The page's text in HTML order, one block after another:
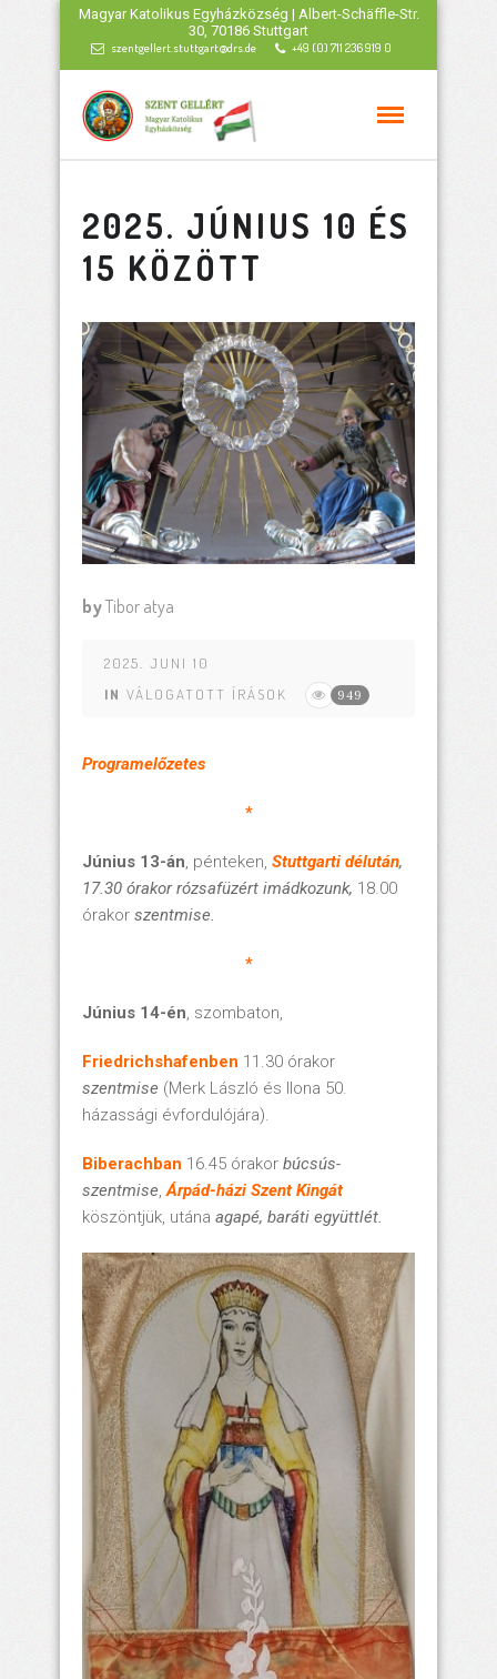
Magyar Katolikus Egyházközség | Albert-Schäffle-Str.
30, 70186 Stuttgart
szentgellert.stuttgart@drs.de +49 (0) 711 236 919 0
2025. JÚNIUS 10 ÉS
15 KÖZÖTT
byTibor atya
2025. JUNI 10
IN VÁLOGATOTT ÍRÁSOK 949
Programelőzetes
*
Június 13-án, pénteken, Stuttgarti délután,
17.30 órakor rózsafüzért imádkozunk, 18.00
órakor szentmise.
*
Június 14-én, szombaton,
Friedrichshafenben 11.30 órakor
szentmise (Merk László és Ilona 50.
házassági évfordulójára).
Biberachban 16.45 órakor búcsús-
szentmise,Árpád-házi Szent Kingát
köszöntjük, utána agapé, baráti együttlét.